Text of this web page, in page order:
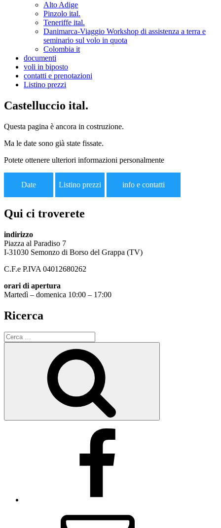
Alto Adige
Pinzolo ital.
Teneriffe ital.
Danimarca-Viaggio Workshop di assistenza a terra e
seminario sul volo in quota
Colombia it
documenti
voli in biposto
contatti e prenotazioni
Listino prezzi
Castelluccio ital.
Questa pagina è ancora in costruzione.
Ma le date sono già state fissate.
Potete ottenere ulteriori informazioni personalmente
Date Listino prezzi info e contatti
Qui ci troverete
indirizzo
Piazza al Paradiso 7
I-31030 Semonzo di Borso del Grappa (TV)
C.F.e P.IVA 04012680262
orari di apertura
Martedì – domenica 10:00 – 17:00
Ricerca
Cerca: